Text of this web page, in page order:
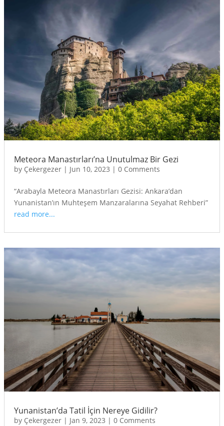
Meteora Manastırları’na Unutulmaz Bir Gezi
by Çekergezer| Jun 10, 2023 | 0 Comments
“Arabayla Meteora Manastırları Gezisi: Ankara’dan
Yunanistan’ın Muhteşem Manzaralarına Seyahat Rehberi”
read more...
Yunanistan’da Tatil İçin Nereye Gidilir?
by Çekergezer| Jan 9, 2023 | 0 Comments